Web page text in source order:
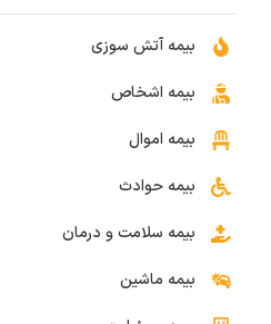
بیمه آتش سوزی
بیمه اشخاص
بیمه اموال
بیمه حوادث
بیمه سلامت و درمان
بیمه ماشین